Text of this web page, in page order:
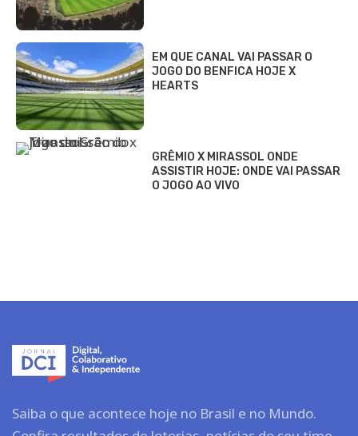
EM QUE CANAL VAI PASSAR O
JOGO DO BENFICA HOJE X
HEARTS
GRÊMIO X MIRASSOL ONDE
ASSISTIR HOJE: ONDE VAI PASSAR
O JOGO AO VIVO
Saiba o que acontece hoje no Brasil e no Mundo.